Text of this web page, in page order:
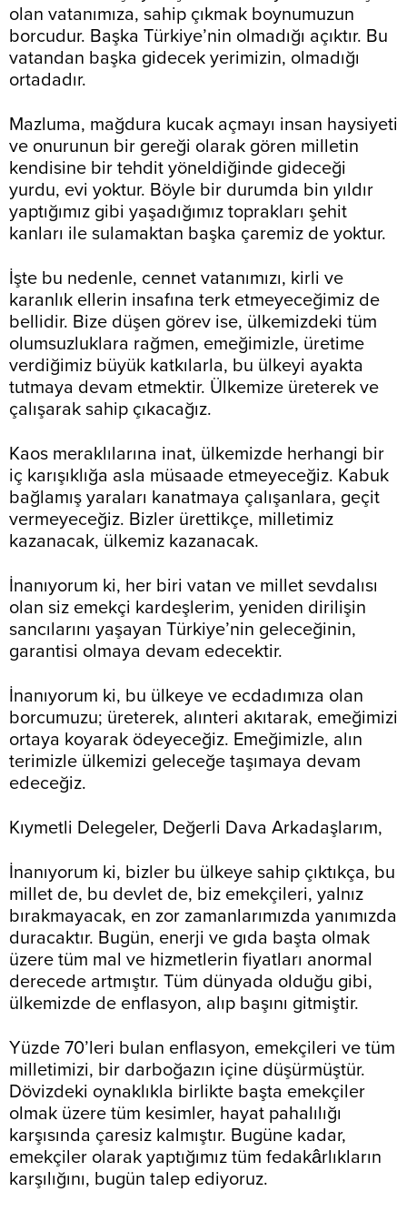
olan vatanımıza, sahip çıkmak boynumuzun
borcudur. Başka Türkiye’nin olmadığı açıktır. Bu
vatandan başka gidecek yerimizin, olmadığı
ortadadır.
Mazluma, mağdura kucak açmayı insan haysiyeti
ve onurunun bir gereği olarak gören milletin
kendisine bir tehdit yöneldiğinde gideceği
yurdu, evi yoktur. Böyle bir durumda bin yıldır
yaptığımız gibi yaşadığımız toprakları şehit
kanları ile sulamaktan başka çaremiz de yoktur.
İşte bu nedenle, cennet vatanımızı, kirli ve
karanlık ellerin insafına terk etmeyeceğimiz de
bellidir. Bize düşen görev ise, ülkemizdeki tüm
olumsuzluklara rağmen, emeğimizle, üretime
verdiğimiz büyük katkılarla, bu ülkeyi ayakta
tutmaya devam etmektir. Ülkemize üreterek ve
çalışarak sahip çıkacağız.
Kaos meraklılarına inat, ülkemizde herhangi bir
iç karışıklığa asla müsaade etmeyeceğiz. Kabuk
bağlamış yaraları kanatmaya çalışanlara, geçit
vermeyeceğiz. Bizler ürettikçe, milletimiz
kazanacak, ülkemiz kazanacak.
İnanıyorum ki, her biri vatan ve millet sevdalısı
olan siz emekçi kardeşlerim, yeniden dirilişin
sancılarını yaşayan Türkiye’nin geleceğinin,
garantisi olmaya devam edecektir.
İnanıyorum ki, bu ülkeye ve ecdadımıza olan
borcumuzu; üreterek, alınteri akıtarak, emeğimizi
ortaya koyarak ödeyeceğiz. Emeğimizle, alın
terimizle ülkemizi geleceğe taşımaya devam
edeceğiz.
Kıymetli Delegeler, Değerli Dava Arkadaşlarım,
İnanıyorum ki, bizler bu ülkeye sahip çıktıkça, bu
millet de, bu devlet de, biz emekçileri, yalnız
bırakmayacak, en zor zamanlarımızda yanımızda
duracaktır. Bugün, enerji ve gıda başta olmak
üzere tüm mal ve hizmetlerin fiyatları anormal
derecede artmıştır. Tüm dünyada olduğu gibi,
ülkemizde de enflasyon, alıp başını gitmiştir.
Yüzde 70’leri bulan enflasyon, emekçileri ve tüm
milletimizi, bir darboğazın içine düşürmüştür.
Dövizdeki oynaklıkla birlikte başta emekçiler
olmak üzere tüm kesimler, hayat pahalılığı
karşısında çaresiz kalmıştır. Bugüne kadar,
emekçiler olarak yaptığımız tüm fedakârlıkların
karşılığını, bugün talep ediyoruz.